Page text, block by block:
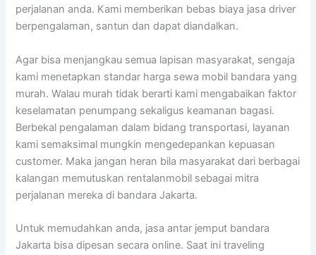
perjalanan anda. Kami memberikan bebas biaya jasa driver
berpengalaman, santun dan dapat diandalkan.
Agar bisa menjangkau semua lapisan masyarakat, sengaja
kami menetapkan standar harga sewa mobil bandara yang
murah. Walau murah tidak berarti kami mengabaikan faktor
keselamatan penumpang sekaligus keamanan bagasi.
Berbekal pengalaman dalam bidang transportasi, layanan
kami semaksimal mungkin mengedepankan kepuasan
customer. Maka jangan heran bila masyarakat dari berbagai
kalangan memutuskan rentalanmobil sebagai mitra
perjalanan mereka di bandara Jakarta.
Untuk memudahkan anda, jasa antar jemput bandara
Jakarta bisa dipesan secara online. Saat ini traveling